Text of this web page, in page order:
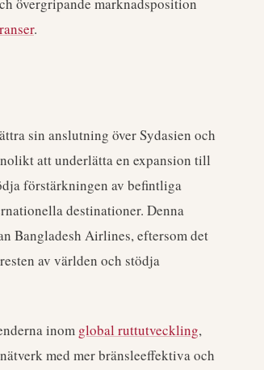
.
sin anslutning över Sydasien och
att underlätta en expansion till
förstärkningen av befintliga
destinationer. Denna
Bangladesh Airlines, eftersom det
av världen och stödja
inom global ruttutveckling,
med mer bränsleeffektiva och